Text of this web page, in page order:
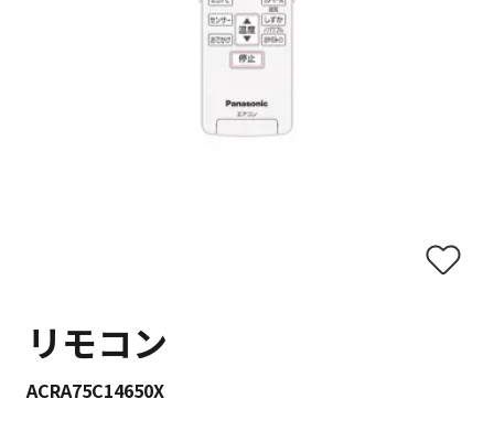
リモコン
ACRA75C14650X